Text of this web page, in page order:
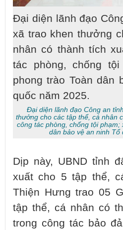
Đại diện lãnh đạo
xã trao khen thưởng
nhân có thành tích
tác phòng, chống
phong trào Toàn dân
quốc năm 2025.
Đại diện lãnh đạo Công an
thưởng cho các tập thể, cá nhân
công tác phòng, chống tội
dân bảo vệ an ninh Tổ
Dịp này, UBND tỉnh
xuất cho 5 tập thể,
Thiện Hưng trao 05
tập thể, cá nhân có
trong công tác bảo